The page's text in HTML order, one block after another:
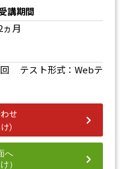
講期間
ヵ月
テスト形式：Webテ
せ
）
へ
）